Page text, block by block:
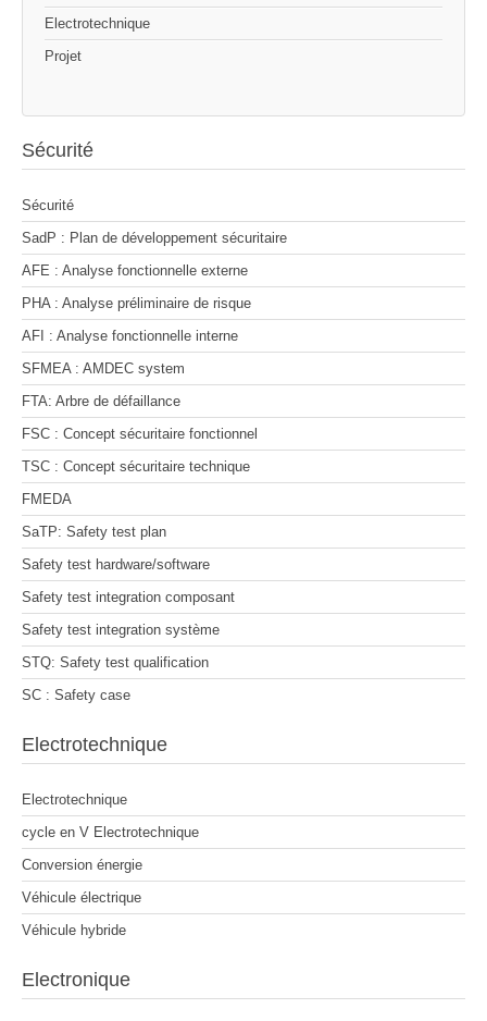
Electrotechnique
Projet
Sécurité
Sécurité
SadP : Plan de développement sécuritaire
AFE : Analyse fonctionnelle externe
PHA : Analyse préliminaire de risque
AFI : Analyse fonctionnelle interne
SFMEA : AMDEC system
FTA: Arbre de défaillance
FSC : Concept sécuritaire fonctionnel
TSC : Concept sécuritaire technique
FMEDA
SaTP: Safety test plan
Safety test hardware/software
Safety test integration composant
Safety test integration système
STQ: Safety test qualification
SC : Safety case
Electrotechnique
Electrotechnique
cycle en V Electrotechnique
Conversion énergie
Véhicule électrique
Véhicule hybride
Electronique